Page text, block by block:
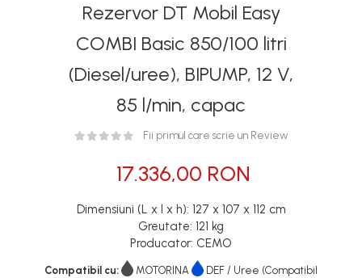
Rezervor DT Mobil Easy
COMBI Basic 850/100 litri
(Diesel/uree), BIPUMP, 12 V,
85 l/min, capac
Fii primul care scrie un Review
17.336,00 RON
Dimensiuni (L x l x h): 127 x 107 x 112 cm
Greutate: 121 kg
Producator: CEMO
Compatibil cu: MOTORINA
DEF / Uree (Compatibil